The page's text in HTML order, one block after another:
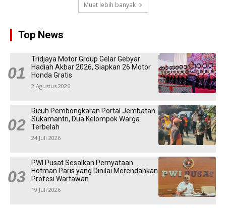
Muat lebih banyak
Top News
Tridjaya Motor Group Gelar Gebyar
Hadiah Akbar 2026, Siapkan 26 Motor
Honda Gratis
2 Agustus 2026
Ricuh Pembongkaran Portal Jembatan
Sukamantri, Dua Kelompok Warga
Terbelah
24 Juli 2026
PWI Pusat Sesalkan Pernyataan
Hotman Paris yang Dinilai Merendahkan
Profesi Wartawan
19 Juli 2026